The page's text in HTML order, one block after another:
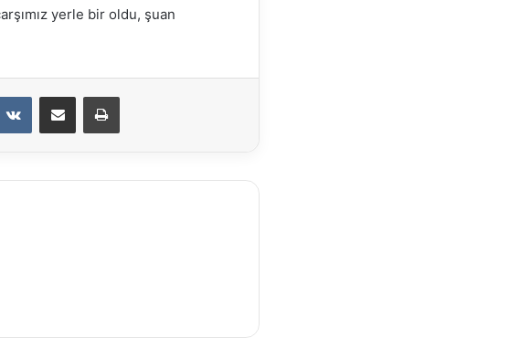
yerle bir oldu, şuan
VKontakteE-Posta ile paylaş Yazdır